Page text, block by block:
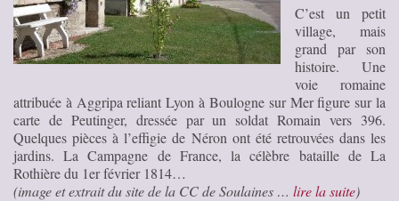
C’est un petit
village, mais
grand par son
histoire. Une
voie romaine
attribuée à Aggripa reliant Lyon à Boulogne sur Mer figure sur la
carte de Peutinger, dressée par un soldat Romain vers 396.
Quelques pièces à l’effigie de Néron ont été retrouvées dans les
jardins. La Campagne de France, la célèbre bataille de La
Rothière du 1er février 1814…
(image et extrait du site de la CC de Soulaines … lire la suite)